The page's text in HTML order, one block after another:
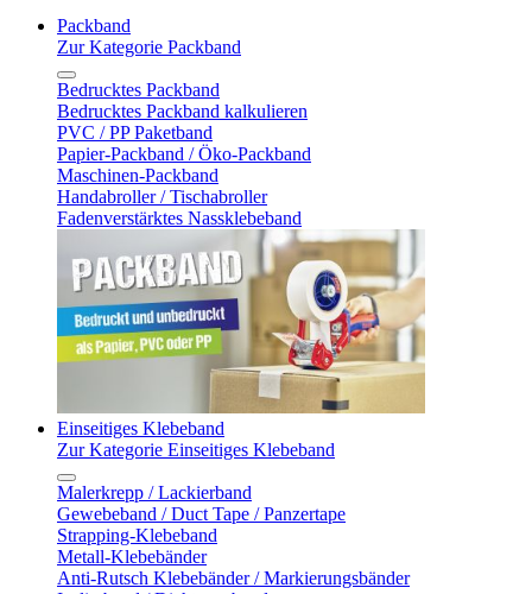
Packband
Zur Kategorie Packband
Bedrucktes Packband
Bedrucktes Packband kalkulieren
PVC / PP Paketband
Papier-Packband / Öko-Packband
Maschinen-Packband
Handabroller / Tischabroller
Fadenverstärktes Nassklebeband
Einseitiges Klebeband
Zur Kategorie Einseitiges Klebeband
Malerkrepp / Lackierband
Gewebeband / Duct Tape / Panzertape
Strapping-Klebeband
Metall-Klebebänder
Anti-Rutsch Klebebänder / Markierungsbänder